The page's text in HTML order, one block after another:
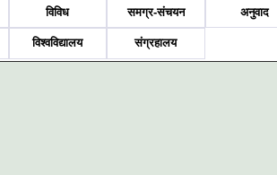
विविध समग्र-संचयन अनुवाद
विश्वविद्यालय संग्रहालय